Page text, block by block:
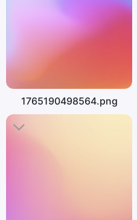
1765190498564.png